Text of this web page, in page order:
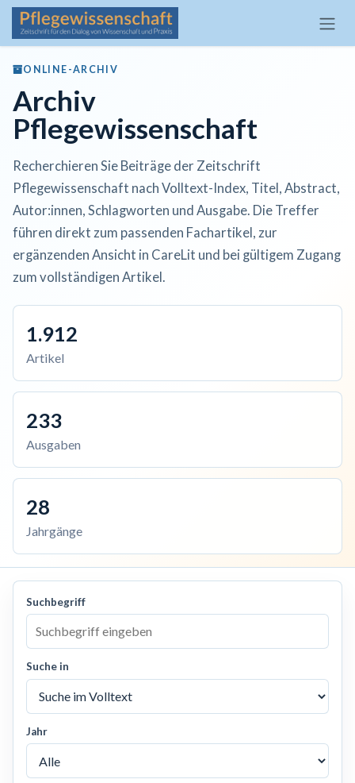
Zum Inhalt springen
ONLINE-ARCHIV
Archiv
Pflegewissenschaft
Recherchieren Sie Beiträge der Zeitschrift
Pflegewissenschaft nach Volltext-Index, Titel, Abstract,
Autor:innen, Schlagworten und Ausgabe. Die Treffer
führen direkt zum passenden Fachartikel, zur
ergänzenden Ansicht in CareLit und bei gültigem Zugang
zum vollständigen Artikel.
1.912
Artikel
233
Ausgaben
28
Jahrgänge
Suchbegriff
Suche in
Jahr